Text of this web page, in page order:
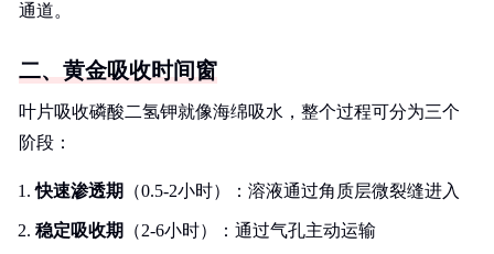
通道。
二、黄金吸收时间窗
叶片吸收磷酸二氢钾就像海绵吸水，整个过程可分为三个
阶段：
快速渗透期 （0.5-2小时）：溶液通过角质层微裂缝进入
稳定吸收期 （2-6小时）：通过气孔主动运输